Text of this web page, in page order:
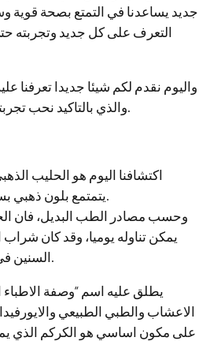
جديد يساعدنا في التمتع بصحة قوية
التعرف على كل جديد وتجربته
واليوم نقدم لكم شيئا جديدا تعرفنا
والذي بالتاكيد نحب تجربته ومعرفة فوائده الصحية.
اكتشافنا اليوم هو الحليب
يتمتمع بلون ذهبي بسبب استخدام الكركم فيه.
وحسب مصادر الطب البديل، فان
يمكن تناوله يوميا، وقد كان شراب
السنين في الهند وجنوب شرق اسيا.
يطلق عليه اسم “وصفة الاطباء
الاعشاب والطبي الطبيعي
على مكون اساسي هو الكركم الذي